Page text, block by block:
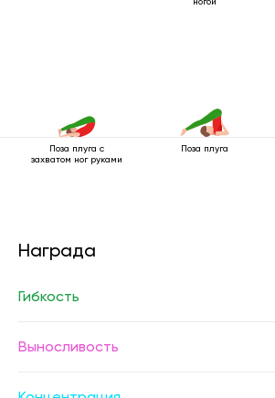
Поза плуга с
захватом ног руками
Поза плуга
Награда
Гибкость
Выносливость